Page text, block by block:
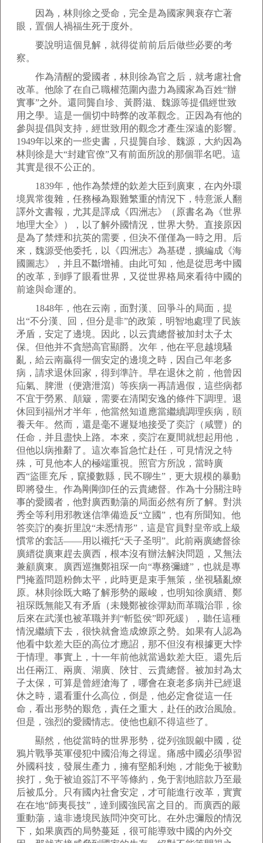
因為，林則徐之受命，完全是為國家興衰存亡著
眼，置個人禍福生死于度外。
要說明這個見解，就得從前前后后做些必要的考
察。
作為清醒的愛國者，林則徐為官之后，就考慮社會
改革。他除了在自己職權范圍內盡力為國家為百姓“辦
實事”之外。還同龔自珍、黃爵滋、魏源等提倡經世致
用之學。這是一個切中時弊的改革觀念。正因為有他的
參與提倡與支持，經世致用的觀念才產生深遠的影響。
1949年以來的一些史書，只提龔自珍、魏源，大約因為
林則徐是大“封建官僚”又有前面所說的那個罪名吧。這
其實是很不公正的。
1839年，他作為禁煙的欽差大臣到廣東，在內外環
境異常復雜，任務極為艱難繁重的情況下，特意派人翻
譯外文書報，尤其是譯成《四洲志》（原書名為《世界
地理大全》），以了解外國情況，世界大勢。直接原因
是為了禁煙和抗英的需要，但決不僅僅為一時之用。后
來，魏源受他委托，以《四洲志》為基礎，擴編成《海
國圖志》，并且不斷增補。由此可知，他是從思考中國
的改革，到睜了眼看世界，又從世界格局來看待中國的
前途與命運的。
1848年，他在云南，面對漢、回爭斗的局面，提
出“不分漢、回，但分是非”的政策，明智地處理了民族
矛盾，安定了邊境。因此，以云貴總督被加封太子太
保。但他并不貪戀高官顯爵。次年，他在平息越境騷
亂，給云南贏得一個安定的邊境之時，因自己年老多
病，請求退休回家，得到準許。早在退休之前，他曾因
疝氣、脾泄（便溏泄瀉）等疾病一再請過假，這些病都
不宜于勞累、顛簸，需要在清閑安逸的條件下調理。退
休回到福州才半年，他當然知道應當繼續調理疾病，頤
養天年。然而，還是毫不遲疑地接受了奕詝（咸豐）的
任命，并且盡快上路。本來，奕詝在夏間就想起用他，
但他以病推辭了。這次奉旨急忙赴任，可見情況之特
殊，可見他本人的極端重視。照官方所說，當時廣
西“盜匪充斥，竄擾數縣，民不聊生”，更大規模的暴動
即將發生。作為剛剛卸任的云貴總督。作為十分關注時
事的愛國者，他對廣西動蕩的局面必然有所了解。對洪
秀全等利用邪教迷信準備造反“立國”，也有所聞知。他
答奕詝的奏折里說“未悉情形”，這是官員對皇帝或上級
慣常的套話——用以襯托“天子圣明”。此前兩廣總督徐
廣縉從廣東趕去廣西，根本沒有辦法解決問題，又無法
兼顧廣東。廣西巡撫鄭祖琛一向“專務彌縫”，也就是專
門掩蓋問題粉飾太平，此時更是束手無策，坐視騷亂燎
原。林則徐既大略了解形勢的嚴峻，也明知徐廣縉、鄭
祖琛既無能又有矛盾（未幾鄭被徐彈劾而革職治罪，徐
后來在武漢也被革職并判“斬監侯”即死緩），聽任這種
情況繼續下去，很快就會造成燎原之勢。如果有人認為
他看中欽差大臣的高位才應詔，那不但沒有根據更大悖
于情理。事實上，十一年前他就當過欽差大臣。還先后
出任兩江、兩廣、湖廣、陜甘、云貴總督。被加封為太
子太保，可算是曾經滄海了，哪會在衰老多病并已經退
休之時，還看重什么高位，倒是，他必定會從這一任
命，看出形勢的艱危，責任之重大，赴任的政治風險。
但是，強烈的愛國情志。使他也顧不得這些了。
顯然，他從當時的世界形勢，從列強覬覦中國，從
鴉片戰爭英軍侵犯中國沿海之得逞。痛感中國必須學習
外國科技，發展生產力，擁有堅船利炮，才能免于被動
挨打，免于被迫簽訂不平等條約，免于割地賠款乃至最
后被瓜分。只有國內社會安定，才可能進行改革，實實
在在地“師夷長技”，達到國強民富之目的。而廣西的嚴
重動蕩，遠非邊境民族問沖突可比。在外忠彌殷的情況
下，如果廣西的局勢蔓延，很可能導致中國的內外交